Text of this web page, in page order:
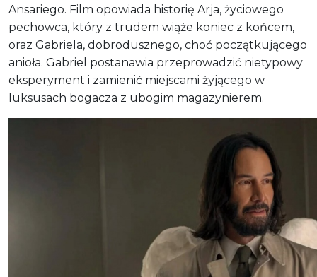
Ansariego. Film opowiada historię Arja, życiowego
pechowca, który z trudem wiąże koniec z końcem,
oraz Gabriela, dobrodusznego, choć początkującego
anioła. Gabriel postanawia przeprowadzić nietypowy
eksperyment i zamienić miejscami żyjącego w
luksusach bogacza z ubogim magazynierem.